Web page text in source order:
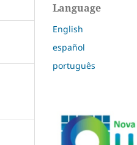
Language
English
español
português